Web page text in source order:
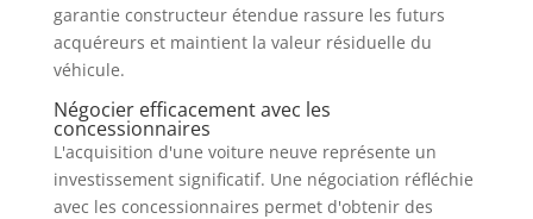
garantie constructeur étendue rassure les futurs
acquéreurs et maintient la valeur résiduelle du
véhicule.
Négocier efficacement avec les
concessionnaires
L'acquisition d'une voiture neuve représente un
investissement significatif. Une négociation réfléchie
avec les concessionnaires permet d'obtenir des